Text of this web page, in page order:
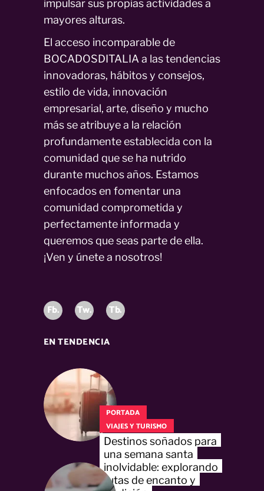
impulsar sus propias actividades a
mayores alturas.
El acceso incomparable de
BOCADOSDITALIA a las tendencias
innovadoras, hábitos y consejos,
estilo de vida, innovación
empresarial, arte, diseño y mucho
más se atribuye a la relación
profundamente establecida con la
comunidad que se ha nutrido
durante muchos años. Estamos
enfocados en fomentar una
comunidad comprometida y
perfectamente informada y
queremos que seas parte de ella.
¡Ven y únete a nosotros!
Fb. Tw. Tb.
EN TENDENCIA
PORTADA
VIAJES Y TURISMO
Destinos soñados para
una semana santa
inolvidable: explorando
rutas de encanto y